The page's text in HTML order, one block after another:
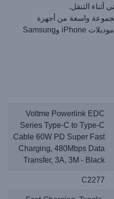
أثناء التنقل.
واسعة من أجهزة
USB-C، بما في ذلك أحدث موديلات iPhone وSamsung
Voltme Powerlink EDC
Series Type-C to Type-C
Cable 60W PD Super Fast
Charging, 480Mbps Data
Transfer, 3A, 3M - Black
C2277